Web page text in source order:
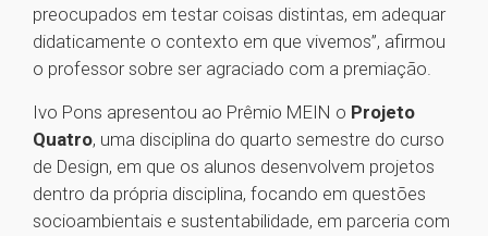
preocupados em testar coisas distintas, em adequar
didaticamente o contexto em que vivemos”, afirmou
o professor sobre ser agraciado com a premiação.
Ivo Pons apresentou ao Prêmio MEIN o Projeto
Quatro, uma disciplina do quarto semestre do curso
de Design, em que os alunos desenvolvem projetos
dentro da própria disciplina, focando em questões
socioambientais e sustentabilidade, em parceria com